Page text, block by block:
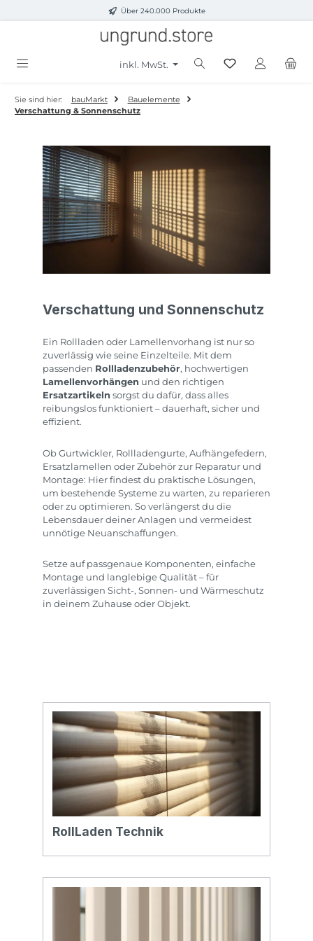
Zum Hauptinhalt springenÜber 240.000 Produkte
inkl. MwSt.
Sie sind hier: bauMarkt
Bauelemente
Verschattung & Sonnenschutz
Verschattung und Sonnenschutz
Ein Rollladen oder Lamellenvorhang ist nur so
zuverlässig wie seine Einzelteile. Mit dem
passenden Rollladenzubehör, hochwertigen
Lamellenvorhängen und den richtigen
Ersatzartikeln sorgst du dafür, dass alles
reibungslos funktioniert – dauerhaft, sicher und
effizient.
Ob Gurtwickler, Rollladengurte, Aufhängefedern,
Ersatzlamellen oder Zubehör zur Reparatur und
Montage: Hier findest du praktische Lösungen,
um bestehende Systeme zu warten, zu reparieren
oder zu optimieren. So verlängerst du die
Lebensdauer deiner Anlagen und vermeidest
unnötige Neuanschaffungen.
Setze auf passgenaue Komponenten, einfache
Montage und langlebige Qualität – für
zuverlässigen Sicht-, Sonnen- und Wärmeschutz
in deinem Zuhause oder Objekt.
RollLaden Technik